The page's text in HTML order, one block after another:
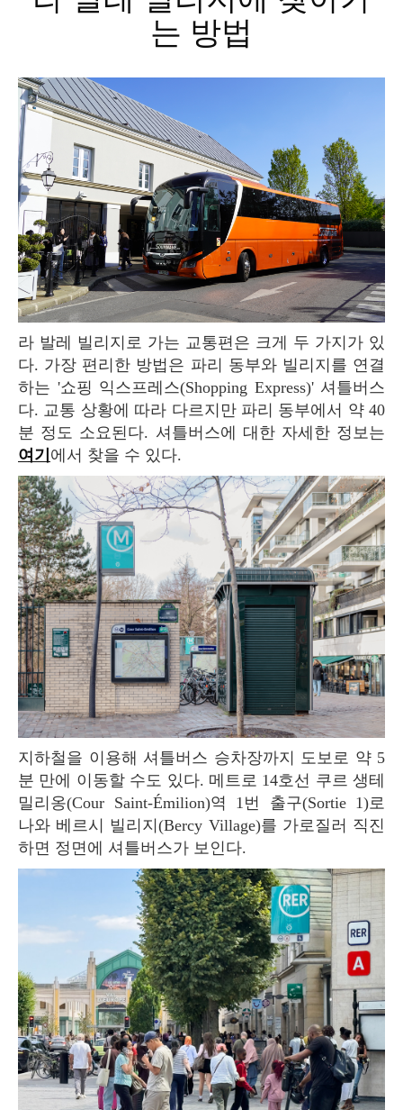
는 방법
라 발레 빌리지로 가는 교통편은 크게 두 가지가 있
다. 가장 편리한 방법은 파리 동부와 빌리지를 연결
하는 '쇼핑 익스프레스(Shopping Express)' 셔틀버스
다. 교통 상황에 따라 다르지만 파리 동부에서 약 40
분 정도 소요된다. 셔틀버스에 대한 자세한 정보는
여기 에서 찾을 수 있다.
지하철을 이용해 셔틀버스 승차장까지 도보로 약 5
분 만에 이동할 수도 있다. 메트로 14호선 쿠르 생테
밀리옹(Cour Saint-Émilion)역 1번 출구(Sortie 1)로
나와 베르시 빌리지(Bercy Village)를 가로질러 직진
하면 정면에 셔틀버스가 보인다.